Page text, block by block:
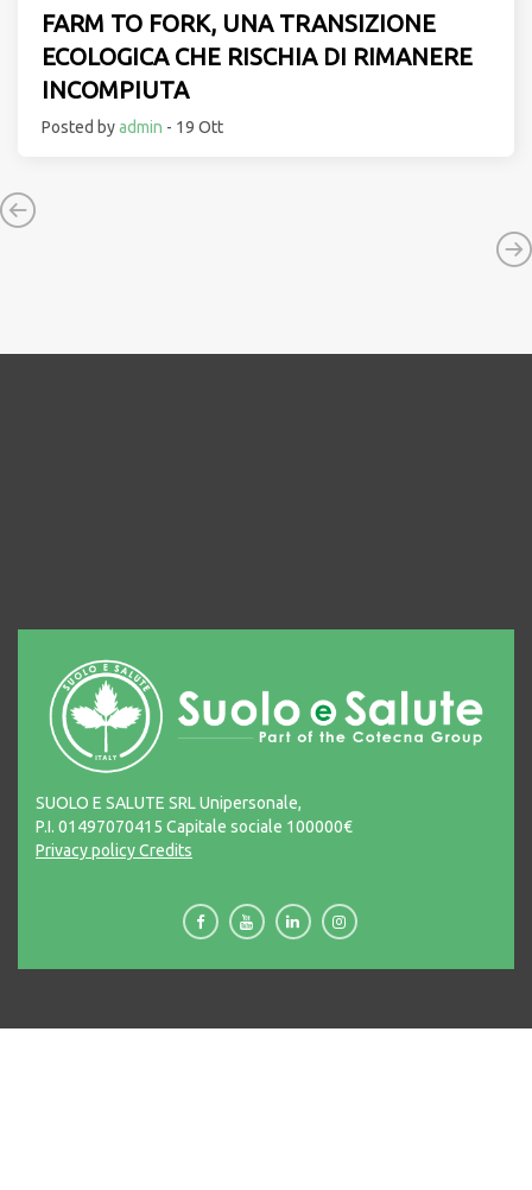
FARM TO FORK, UNA TRANSIZIONE
ECOLOGICA CHE RISCHIA DI RIMANERE
INCOMPIUTA
Posted byadmin - 19 Ott
SUOLO E SALUTE SRL Unipersonale,
P.I. 01497070415 Capitale sociale 100000€
Privacy policyCredits